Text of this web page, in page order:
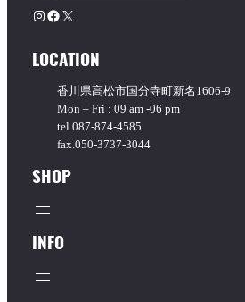
を
Instagram Facebook X
LOCATION
香川県高松市国分寺町新名1606-9
Mon – Fri : 09 am -06 pm
tel.087-874-4585
fax.050-3737-3044
SHOP
INFO